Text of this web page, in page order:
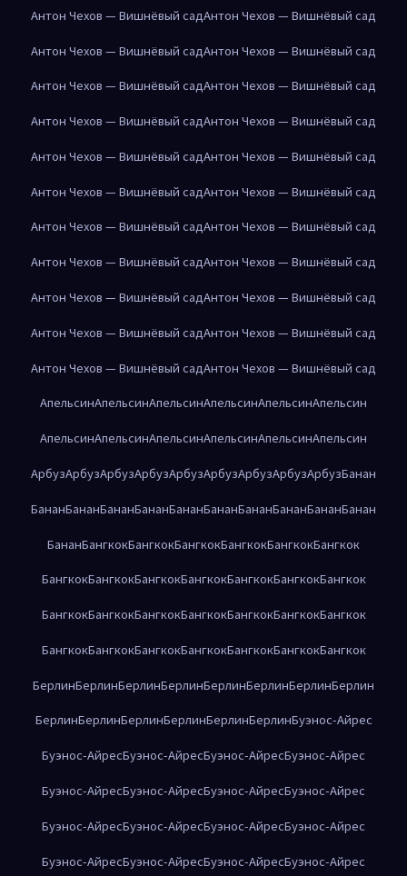
Антон Чехов — Вишнёвый садАнтон Чехов — Вишнёвый сад
Антон Чехов — Вишнёвый садАнтон Чехов — Вишнёвый сад
Антон Чехов — Вишнёвый садАнтон Чехов — Вишнёвый сад
Антон Чехов — Вишнёвый садАнтон Чехов — Вишнёвый сад
Антон Чехов — Вишнёвый садАнтон Чехов — Вишнёвый сад
Антон Чехов — Вишнёвый садАнтон Чехов — Вишнёвый сад
Антон Чехов — Вишнёвый садАнтон Чехов — Вишнёвый сад
Антон Чехов — Вишнёвый садАнтон Чехов — Вишнёвый сад
Антон Чехов — Вишнёвый садАнтон Чехов — Вишнёвый сад
Антон Чехов — Вишнёвый садАнтон Чехов — Вишнёвый сад
Антон Чехов — Вишнёвый садАнтон Чехов — Вишнёвый сад
АпельсинАпельсинАпельсинАпельсинАпельсинАпельсин
АпельсинАпельсинАпельсинАпельсинАпельсинАпельсин
АрбузАрбузАрбузАрбузАрбузАрбузАрбузАрбузАрбузБанан
БананБананБананБананБананБананБананБананБананБанан
БананБангкокБангкокБангкокБангкокБангкокБангкок
БангкокБангкокБангкокБангкокБангкокБангкокБангкок
БангкокБангкокБангкокБангкокБангкокБангкокБангкок
БангкокБангкокБангкокБангкокБангкокБангкокБангкок
БерлинБерлинБерлинБерлинБерлинБерлинБерлинБерлин
БерлинБерлинБерлинБерлинБерлинБерлинБуэнос-Айрес
Буэнос-АйресБуэнос-АйресБуэнос-АйресБуэнос-Айрес
Буэнос-АйресБуэнос-АйресБуэнос-АйресБуэнос-Айрес
Буэнос-АйресБуэнос-АйресБуэнос-АйресБуэнос-Айрес
Буэнос-АйресБуэнос-АйресБуэнос-АйресБуэнос-Айрес